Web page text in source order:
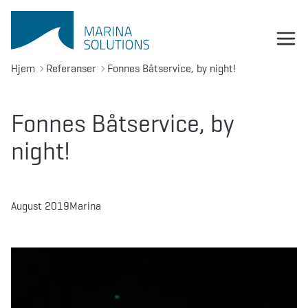
Hjem Referanser Fonnes Båtservice, by night!
Fonnes Båtservice, by
night!
August 2019Marina